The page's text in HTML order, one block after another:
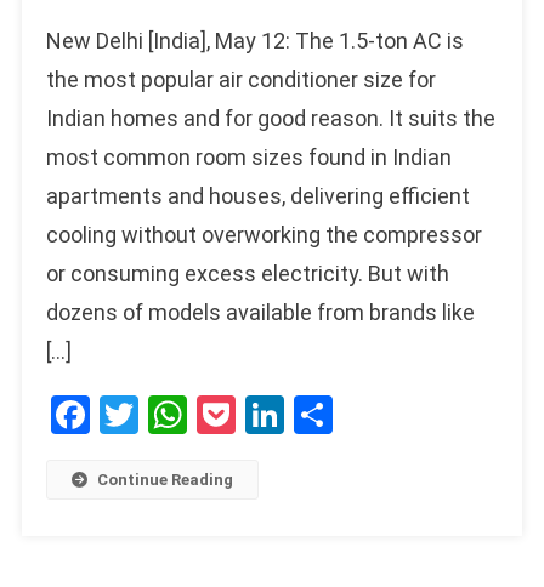
New Delhi [India], May 12: The 1.5-ton AC is
the most popular air conditioner size for
Indian homes and for good reason. It suits the
most common room sizes found in Indian
apartments and houses, delivering efficient
cooling without overworking the compressor
or consuming excess electricity. But with
dozens of models available from brands like
[…]
Facebook
Twitter
WhatsApp
PocketLinkedIn
Continue Reading